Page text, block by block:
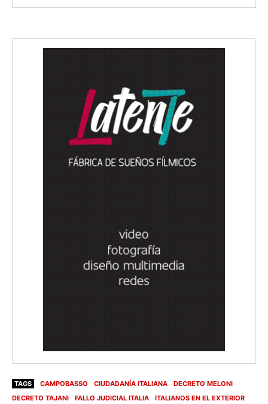
TAGS CAMPOBASSO CIUDADANÍA ITALIANA
DECRETO MELONI
DECRETO TAJANI
FALLO JUDICIAL ITALIA
ITALIANOS EN EL EXTERIOR